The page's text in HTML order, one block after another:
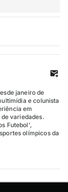
janeiro de
e colunista
em
variedades.
Futebol',
olímpicos da